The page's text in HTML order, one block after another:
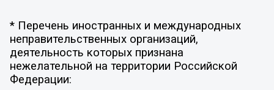
* Перечень иностранных и международных
неправительственных организаций,
деятельность которых признана
нежелательной на территории Российской
Федерации: